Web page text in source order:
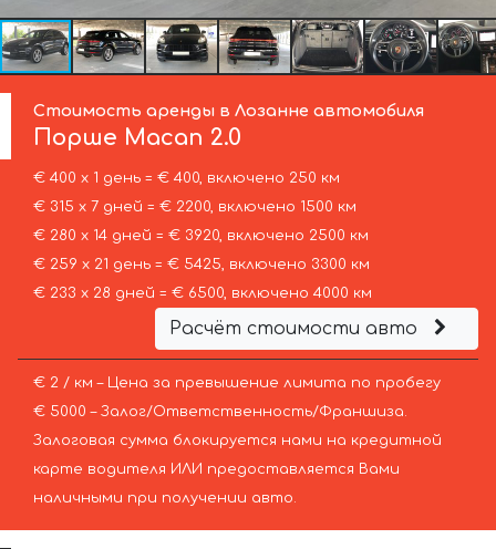
Стоимость аренды в Лозанне автомобиля
Порше Macan 2.0
€ 400 х 1 день = € 400, включено 250 км
€ 315 х 7 дней = € 2200, включено 1500 км
€ 280 х 14 дней = € 3920, включено 2500 км
€ 259 х 21 день = € 5425, включено 3300 км
€ 233 х 28 дней = € 6500, включено 4000 км
Расчёт стоимости авто
€ 2 / км – Цена за превышение лимита по пробегу
€ 5000 – Залог/Ответственность/Франшиза.
Залоговая сумма блокируется нами на кредитной
карте водителя ИЛИ предоставляется Вами
наличными при получении авто.